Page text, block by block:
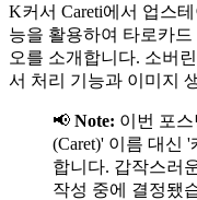
K커서 Careti에서 업스
능을 활용하여 타로카
오를 소개합니다. 소버
서 처리 기능과 이미지
📢 Note: 이번 포
(Caret)' 이름 대신
합니다. 갑작스러
작성 중에 결정됐